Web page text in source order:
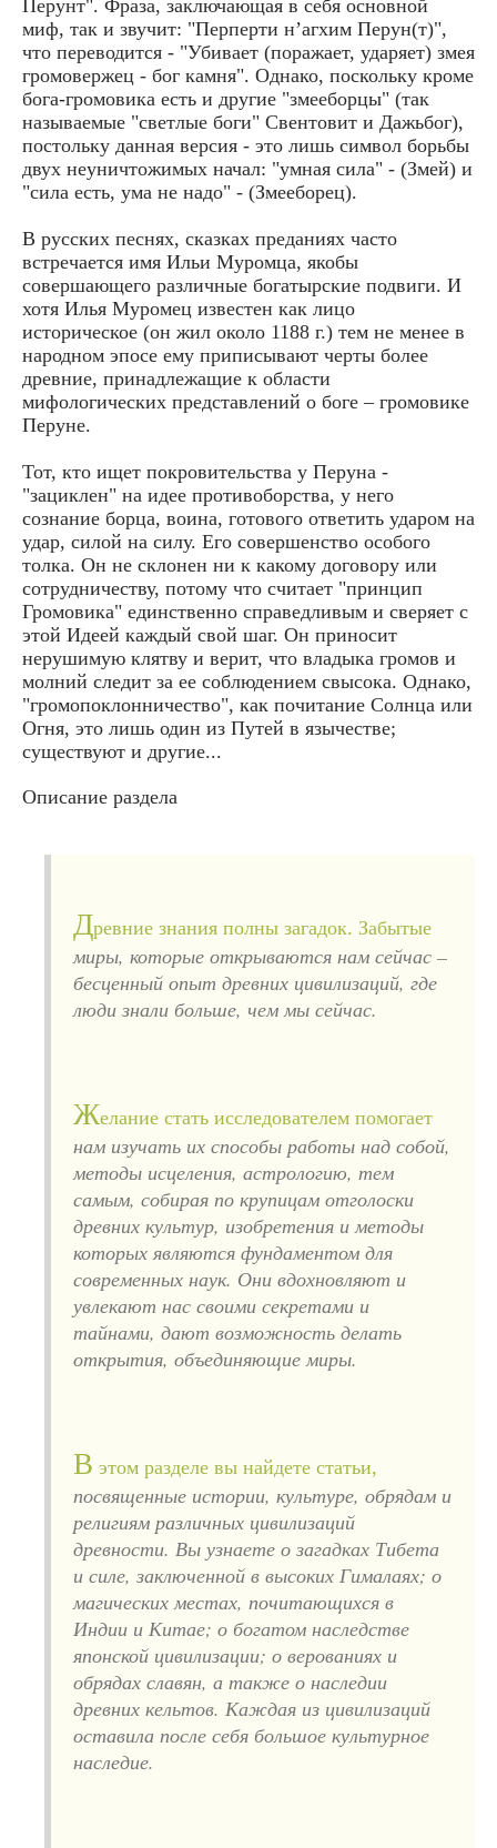
Перунт". Фраза, заключающая в себя основной
миф, так и звучит: "Перперти н’агхим Перун(т)",
что переводится - "Убивает (поражает, ударяет) змея
громовержец - бог камня". Однако, поскольку кроме
бога-громовика есть и другие "змееборцы" (так
называемые "светлые боги" Свентовит и Дажьбог),
постольку данная версия - это лишь символ борьбы
двух неуничтожимых начал: "умная сила" - (Змей) и
"сила есть, ума не надо" - (Змееборец).
В русских песнях, сказках преданиях часто
встречается имя Ильи Муромца, якобы
совершающего различные богатырские подвиги. И
хотя Илья Муромец известен как лицо
историческое (он жил около 1188 г.) тем не менее в
народном эпосе ему приписывают черты более
древние, принадлежащие к области
мифологических представлений о боге – громовике
Перуне.
Тот, кто ищет покровительства у Перуна -
"зациклен" на идее противоборства, у него
сознание борца, воина, готового ответить ударом на
удар, силой на силу. Его совершенство особого
толка. Он не склонен ни к какому договору или
сотрудничеству, потому что считает "принцип
Громовика" единственно справедливым и сверяет с
этой Идеей каждый свой шаг. Он приносит
нерушимую клятву и верит, что владыка громов и
молний следит за ее соблюдением свысока. Однако,
"громопоклонничество", как почитание Солнца или
Огня, это лишь один из Путей в язычестве;
существуют и другие...
Описание раздела
Древние знания полны загадок. Забытые
миры, которые открываются нам сейчас –
бесценный опыт древних цивилизаций, где
люди знали больше, чем мы сейчас.
Желание стать исследователем помогает
нам изучать их способы работы над собой,
методы исцеления, астрологию, тем
самым, собирая по крупицам отголоски
древних культур, изобретения и методы
которых являются фундаментом для
современных наук. Они вдохновляют и
увлекают нас своими секретами и
тайнами, дают возможность делать
открытия, объединяющие миры.
В этом разделе вы найдете статьи,
посвященные истории, культуре, обрядам и
религиям различных цивилизаций
древности. Вы узнаете о загадках Тибета
и силе, заключенной в высоких Гималаях; о
магических местах, почитающихся в
Индии и Китае; о богатом наследстве
японской цивилизации; о верованиях и
обрядах славян, а также о наследии
древних кельтов. Каждая из цивилизаций
оставила после себя большое культурное
наследие.